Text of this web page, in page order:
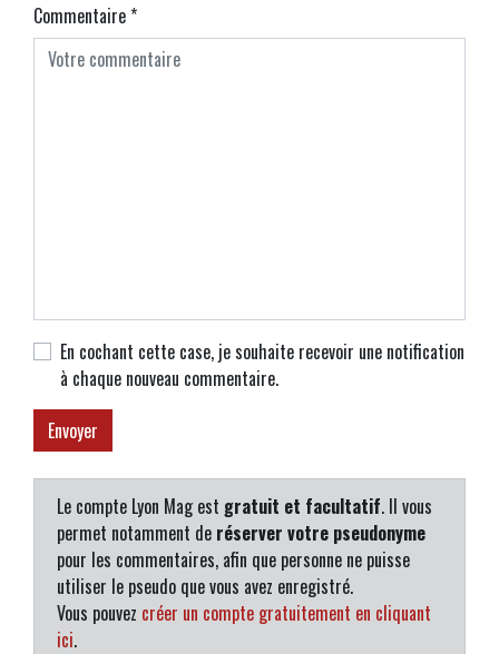
Commentaire*
En cochant cette case, je souhaite recevoir une notification
à chaque nouveau commentaire.
Le compte Lyon Mag est gratuit et facultatif. Il vous
permet notamment de réserver votre pseudonyme
pour les commentaires, afin que personne ne puisse
utiliser le pseudo que vous avez enregistré.
Vous pouvez créer un compte gratuitement en cliquant
ici.